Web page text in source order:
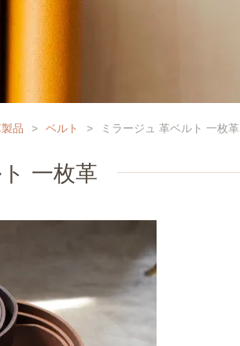
品 > ベルト > ミラージュ 革ベルト 一枚革
一枚革